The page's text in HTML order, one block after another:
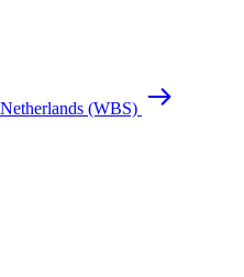
(WBS)